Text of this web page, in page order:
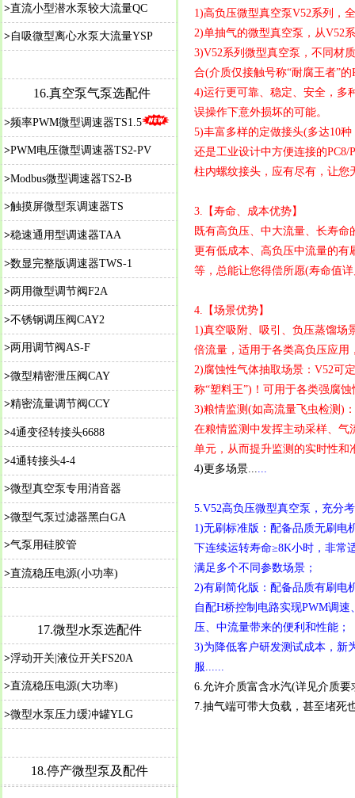
1)高负压微型真空泵V52系列，
2)单抽气的微型真空泵，从V52
3)V52系列微型真空泵，不同材
合(介质仅接触号称“耐腐王者”
4)运行更可靠、稳定、安全，多
误操作下意外损坏的可能。
5)丰富多样的定做接头(多达10
还是工业设计中方便连接的PC8/
柱内螺纹接头，应有尽有，让您
3.【寿命、成本优势】
既有高负压、中大流量、长寿
更有低成本、高负压中流量的有
等，总能让您得偿所愿(寿命值
4.【场景优势】
1)真空吸附、吸引、负压蒸馏场
倍流量，适用于各类高负压应用
2)腐蚀性气体抽取场景：V52可
称“塑料王”)！可用于各类强腐
3)粮情监测(如高流量飞虫检测)
在粮情监测中发挥主动采样、气
单元，从而提升监测的实时性和
4)更多场景...
5.V52高负压微型真空泵，充分
1)无刷标准版：配备品质无刷电
下连续运转寿命≥8K小时，非常
满足多个不同参数场景；
2)有刷简化版：配备品质有刷电
自配H桥控制电路实现PWM调
压、中流量带来的便利和性能；
3)为降低客户研发测试成本，新
服......
6.允许介质富含水汽(详见介质
7.抽气端可带大负载，甚至堵死
>直流小型潜水泵较大流量QC
>自吸微型离心水泵大流量YSP
16.真空泵气泵选配件
>频率PWM微型调速器TS1.5
>PWM电压微型调速器TS2-PV
>Modbus微型调速器TS2-B
>触摸屏微型泵调速器TS
>稳速通用型调速器TAA
>数显完整版调速器TWS-1
>两用微型调节阀F2A
>不锈钢调压阀CAY2
>两用调节阀AS-F
>微型精密泄压阀CAY
>精密流量调节阀CCY
>4通变径转接头6688
>4通转接头4-4
>微型真空泵专用消音器
>微型气泵过滤器黑白GA
>气泵用硅胶管
>直流稳压电源(小功率)
17.微型水泵选配件
>浮动开关|液位开关FS20A
>直流稳压电源(大功率)
>微型水泵压力缓冲罐YLG
18.停产微型泵及配件